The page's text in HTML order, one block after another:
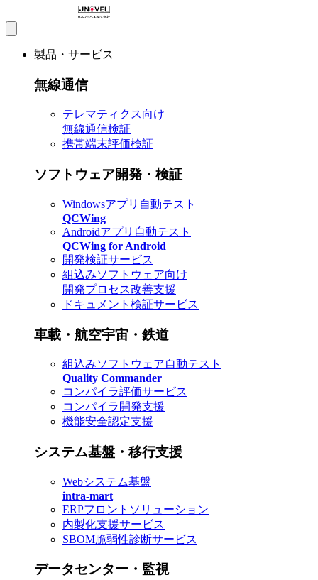
製品・サービス
無線通信
テレマティクス向け
無線通信検証
携帯端末評価検証
ソフトウェア開発・検証
Windowsアプリ自動テスト
QCWing
Androidアプリ自動テスト
QCWing for Android
開発検証サービス
組込みソフトウェア向け
開発プロセス改善支援
ドキュメント検証サービス
車載・航空宇宙・鉄道
組込みソフトウェア自動テスト
Quality Commander
コンパイラ評価サービス
コンパイラ開発支援
機能安全認定支援
システム基盤・移行支援
Webシステム基盤
intra-mart
ERPフロントソリューション
内製化支援サービス
SBOM脆弱性診断サービス
データセンター・監視